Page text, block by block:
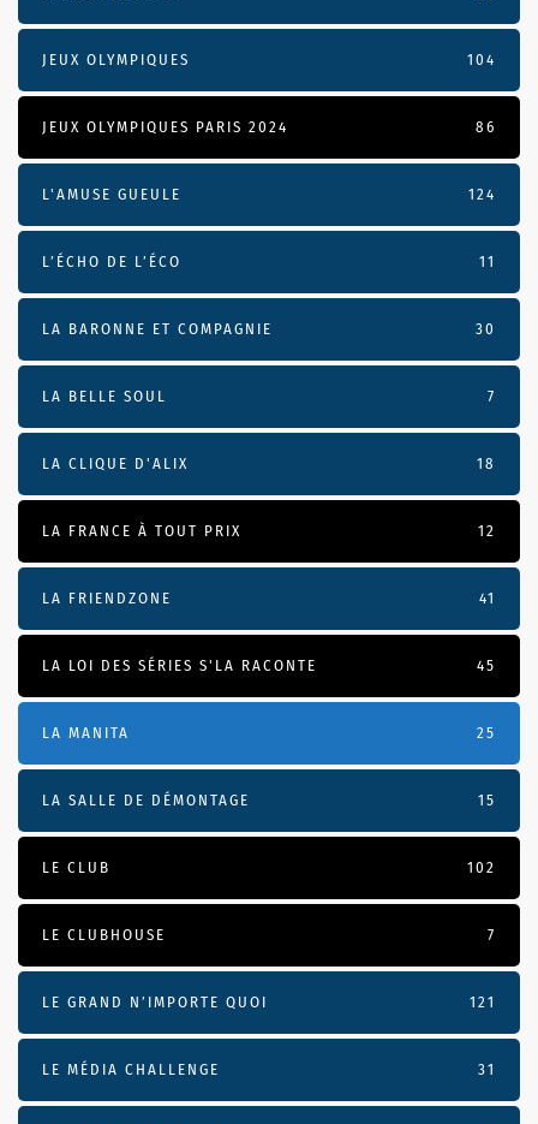
JEUX OLYMPIQUES 104
JEUX OLYMPIQUES PARIS 2024 86
L'AMUSE GUEULE 124
L’ÉCHO DE L’ÉCO 11
LA BARONNE ET COMPAGNIE 30
LA BELLE SOUL 7
LA CLIQUE D'ALIX 18
LA FRANCE À TOUT PRIX 12
LA FRIENDZONE 41
LA LOI DES SÉRIES S'LA RACONTE 45
LA MANITA 25
LA SALLE DE DÉMONTAGE 15
LE CLUB 102
LE CLUBHOUSE 7
LE GRAND N’IMPORTE QUOI 121
LE MÉDIA CHALLENGE 31